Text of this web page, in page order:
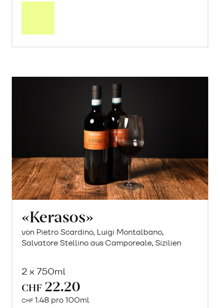
«Kerasos»
von Pietro Scardino, Luigi Montalbano,
Salvatore Stellino aus Camporeale, Sizilien
2 x 750ml
CHF 22.20
CHF 1.48 pro 100ml